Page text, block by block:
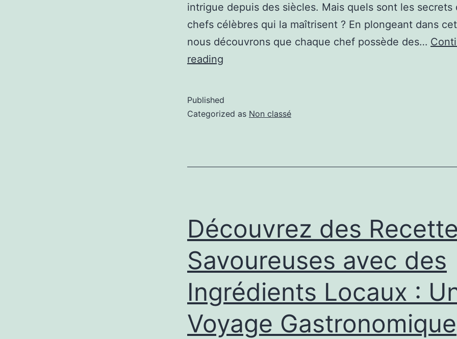
intrigue depuis des siècles. Mais quels sont les secrets
chefs célèbres qui la maîtrisent ? En plongeant dans
nous découvrons que chaque chef possède des…
reading
Published
Categorized as Non classé
Découvrez des
Savoureuses avec des
Ingrédients Locaux :
Voyage Gastronomique